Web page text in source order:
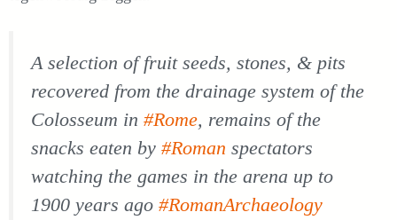
A selection of fruit seeds, stones, & pits
recovered from the drainage system of the
Colosseum in #Rome, remains of the
snacks eaten by #Roman spectators
watching the games in the arena up to
1900 years ago #RomanArchaeology